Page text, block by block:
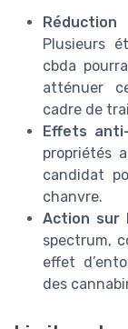
Plusieurs
cbda
atténuer
cadre de
Effets
propriétés
candidat
chanvre.
Action sur
spectrum,
effet
des